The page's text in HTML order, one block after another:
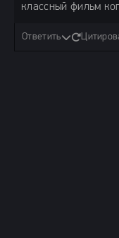
классный фильм
Ответить